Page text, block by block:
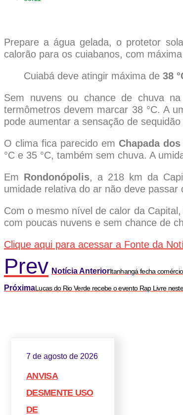
Prepare a água gelada, o protetor
calorão para os cuiabanos, com
Cuiabá deve atingir máxima de 38
Sem nuvens ou chance de chuva
termômetros devem marcar 38 °C. A
pode aumentar a sensação de
O clima fica parecido em Chapada
°C e 35 °C, também sem chuva. A
Em Rondonópolis, a 218 km da
umidade relativa do ar não deve passar
Com o mesmo nível de calor da Capital,
com poucas nuvens e sem chance de
Clique aqui para acessar a Fonte da
Prev Notícia AnteriorItanhangá fecha
PróximaLucas do Rio Verde recebe o evento Rap Livre
7 de agosto de 2026
ANVISA
DESMENTE USO
DE